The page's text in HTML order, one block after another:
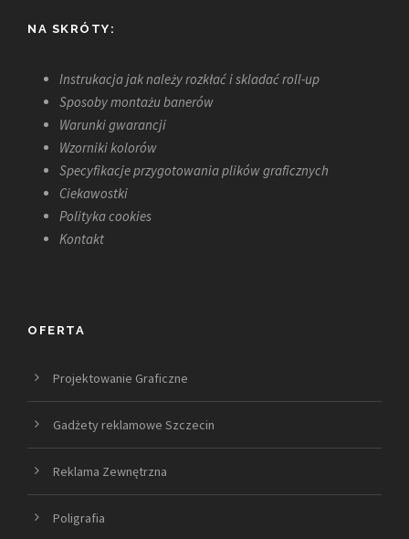
NA SKRÓTY:
Instrukacja jak należy rozkłać i skladać roll-up
Sposoby montażu banerów
Warunki gwarancji
Wzorniki kolorów
Specyfikacje przygotowania plików graficznych
Ciekawostki
Polityka cookies
Kontakt
OFERTA
Projektowanie Graficzne
Gadżety reklamowe Szczecin
Reklama Zewnętrzna
Poligrafia